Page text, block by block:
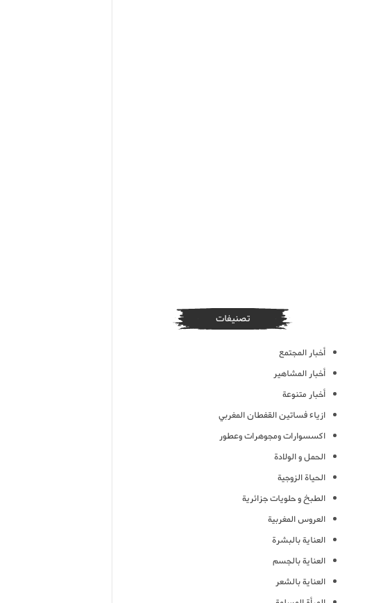
تصنيفات
أخبار المجتمع
أخبار المشاهير
أخبار متنوعة
ازياء فساتين القفطان المغربي
اكسسوارات ومجوهرات وعطور
الحمل و الولادة
الحياة الزوجية
الطبخ و حلويات جزائرية
العروس المغربية
العناية بالبشرة
العناية بالجسم
العناية بالشعر